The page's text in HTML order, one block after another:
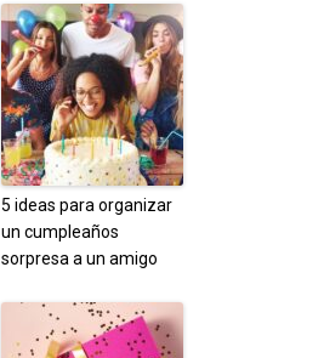
5 ideas para organizar
un cumpleaños
sorpresa a un amigo